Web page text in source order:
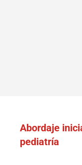
Abordaje
pediatría